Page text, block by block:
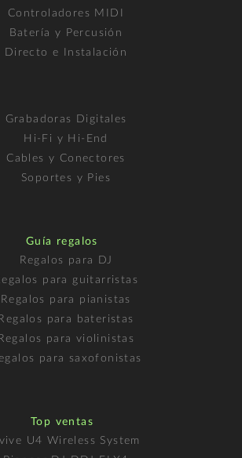
Controladores MIDI
Batería y Percusión
Directo e Instalación
Grabadoras Digitales
Hi-Fi y Hi-End
Cables y Conectores
Soportes y Pies
Guía regalos
Regalos para DJ
para guitarristas
Regalos para pianistas
Regalos para bateristas
Regalos para violinistas
para saxofonistas
Top ventas
U4 Wireless System